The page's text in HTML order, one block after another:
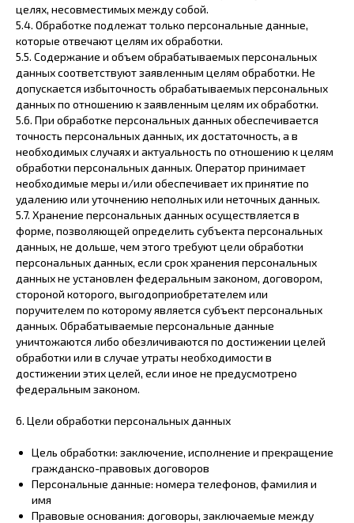
целях, несовместимых между собой.
5.4. Обработке подлежат только персональные данные,
которые отвечают целям их обработки.
5.5. Содержание и объем обрабатываемых персональных
данных соответствуют заявленным целям обработки. Не
допускается избыточность обрабатываемых персональных
данных по отношению к заявленным целям их обработки.
5.6. При обработке персональных данных обеспечивается
точность персональных данных, их достаточность, а в
необходимых случаях и актуальность по отношению к целям
обработки персональных данных. Оператор принимает
необходимые меры и/или обеспечивает их принятие по
удалению или уточнению неполных или неточных данных.
5.7. Хранение персональных данных осуществляется в
форме, позволяющей определить субъекта персональных
данных, не дольше, чем этого требуют цели обработки
персональных данных, если срок хранения персональных
данных не установлен федеральным законом, договором,
стороной которого, выгодоприобретателем или
поручителем по которому является субъект персональных
данных. Обрабатываемые персональные данные
уничтожаются либо обезличиваются по достижении целей
обработки или в случае утраты необходимости в
достижении этих целей, если иное не предусмотрено
федеральным законом.
6. Цели обработки персональных данных
Цель обработки: заключение, исполнение и прекращение
гражданско-правовых договоров
Персональные данные: номера телефонов, фамилия и
имя
Правовые основания: договоры, заключаемые между